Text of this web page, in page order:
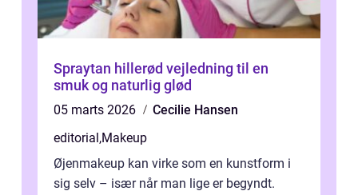
Spraytan hillerød vejledning til en
smuk og naturlig glød
05 marts 2026
Cecilie Hansen
editorial,Makeup
Øjenmakeup kan virke som en kunstform i
sig selv – især når man lige er begyndt.